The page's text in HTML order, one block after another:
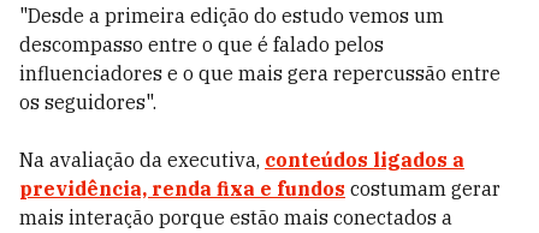
"Desde a primeira edição do estudo vemos um
descompasso entre o que é falado pelos
influenciadores e o que mais gera repercussão entre
os seguidores".
Na avaliação da executiva, conteúdos ligados a
previdência, renda fixa e fundos costumam gerar
mais interação porque estão mais conectados a